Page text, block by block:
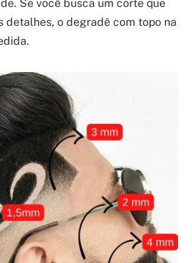
Se você busca um corte que
detalhes, o degradê com topo na